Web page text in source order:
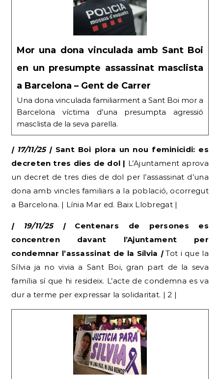
Mor una dona vinculada amb Sant Boi
en un presumpte assassinat masclista
a Barcelona – Gent de Carrer
Una dona vinculada familiarment a Sant Boi mor a
Barcelona víctima d’una presumpta agressió
masclista de la seva parella.
| 17/11/25 |Sant Boi plora un nou feminicidi: es
decreten tres dies de dol | L’Ajuntament aprova
un decret de tres dies de dol per l’assassinat d’una
dona amb vincles familiars a la població, ocorregut
a Barcelona. | Línia Mar ed. Baix Llobregat |
| 19/11/25 | Centenars de persones es
concentren davant l’Ajuntament per
condemnar l’assassinat de la Sílvia |Tot i que la
Sílvia ja no vivia a Sant Boi, gran part de la seva
família sí que hi resideix. L’acte de condemna es va
dur a terme per expressar la solidaritat. | 2 |